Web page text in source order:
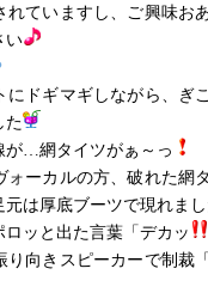
れていますし、ご興味お
い
にドギマギしながら、ぎ
た
…網タイツがぁ～っ
ォーカルの方、破れた網
元は厚底ブーツで現れま
ッと出た言葉「デカッ
向きスピーカーで制裁